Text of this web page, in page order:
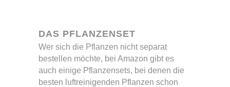
DAS PFLANZENSET
Wer sich die Pflanzen nicht separat
bestellen möchte, bei Amazon gibt es
auch einige Pflanzensets, bei denen die
besten luftreinigenden Pflanzen schon